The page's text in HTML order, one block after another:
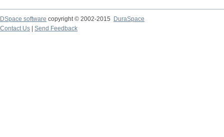
DSpace software copyright © 2002-2015
DuraSpace
Contact Us
Send Feedback